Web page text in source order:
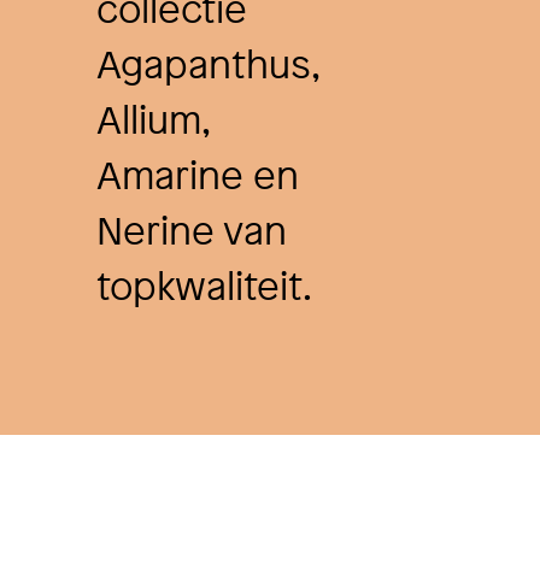
Agapanthus,
Allium,
Amarine en
Nerine van
topkwaliteit.